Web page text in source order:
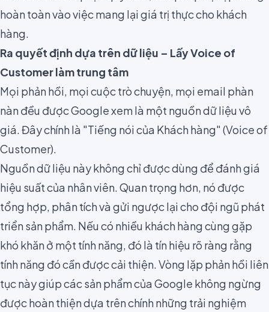
hoàn toàn vào việc mang lại giá trị thực cho khách
hàng.
Ra quyết định dựa trên dữ liệu – Lấy Voice of
Customer làm trung tâm
Mọi phản hồi, mọi cuộc trò chuyện, mọi email phàn
nàn đều được Google xem là một nguồn dữ liệu vô
giá. Đây chính là "Tiếng nói của Khách hàng" (Voice of
Customer).
Nguồn dữ liệu này không chỉ được dùng để đánh giá
hiệu suất của nhân viên. Quan trọng hơn, nó được
tổng hợp, phân tích và gửi ngược lại cho đội ngũ phát
triển sản phẩm. Nếu có nhiều khách hàng cùng gặp
khó khăn ở một tính năng, đó là tín hiệu rõ ràng rằng
tính năng đó cần được cải thiện. Vòng lặp phản hồi liên
tục này giúp các sản phẩm của Google không ngừng
được hoàn thiện dựa trên chính những trải nghiệm